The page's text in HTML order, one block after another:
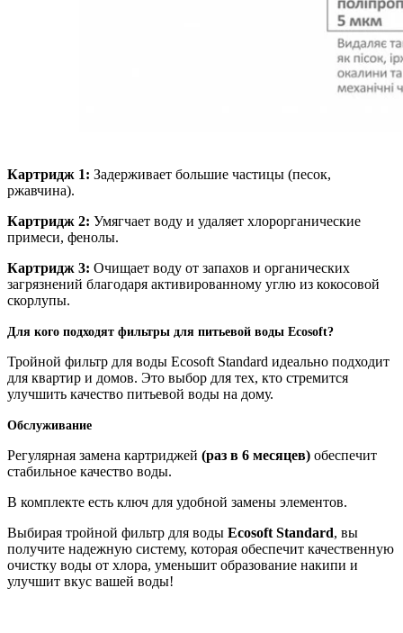
Картридж 1: Задерживает большие частицы (песок,
ржавчина).
Картридж 2: Умягчает воду и удаляет хлорорганические
примеси, фенолы.
Картридж 3: Очищает воду от запахов и органических
загрязнений благодаря активированному углю из кокосовой
скорлупы.
Для кого подходят фильтры для питьевой воды Ecosoft?
Тройной фильтр для воды Ecosoft Standard идеально подходит
для квартир и домов. Это выбор для тех, кто стремится
улучшить качество питьевой воды на дому.
Обслуживание
Регулярная замена картриджей (раз в 6 месяцев) обеспечит
стабильное качество воды.
В комплекте есть ключ для удобной замены элементов.
Выбирая тройной фильтр для воды Ecosoft Standard, вы
получите надежную систему, которая обеспечит качественную
очистку воды от хлора, уменьшит образование накипи и
улучшит вкус вашей воды!